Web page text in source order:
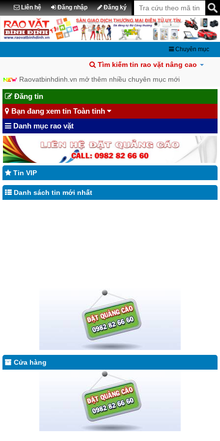
Liên hệ Đăng nhập Đăng ký
Chuyên mục
Tìm kiếm tin rao vặt nâng cao
Raovatbinhdinh.vn mở thêm nhiều chuyên mục mới
Chia sẽ tin đã đăng lên Facebook
Đăng tin
Bạn đang xem tin Toàn tỉnh
Danh mục rao vặt
Tin VIP
Danh sách tin mới nhất
Cửa hàng